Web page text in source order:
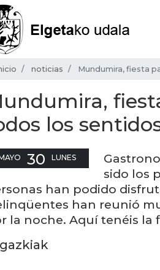
noticias Mundumira, fiesta
los
30 LUNES
sido los
han podido
han reunió
la noche. Aquí tenéis la